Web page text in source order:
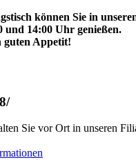
können Sie in
und 14:00 Uhr genießen.
guten Appetit!
Sie vor Ort in unseren